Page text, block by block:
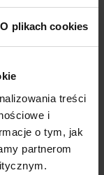
O plikach cookies
treści
i
o tym, jak
partnerom